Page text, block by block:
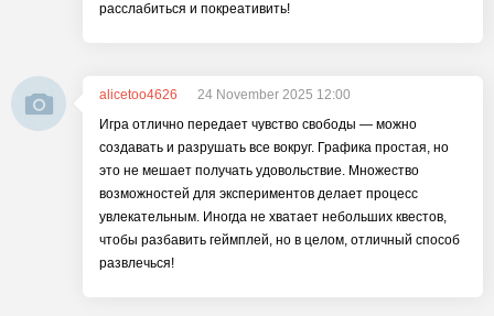
расслабиться и покреативить!
alicetoo4626
24 November 2025 12:00
Игра отлично передает чувство свободы — можно
создавать и разрушать все вокруг. Графика простая, но
это не мешает получать удовольствие. Множество
возможностей для экспериментов делает процесс
увлекательным. Иногда не хватает небольших квестов,
чтобы разбавить геймплей, но в целом, отличный способ
развлечься!